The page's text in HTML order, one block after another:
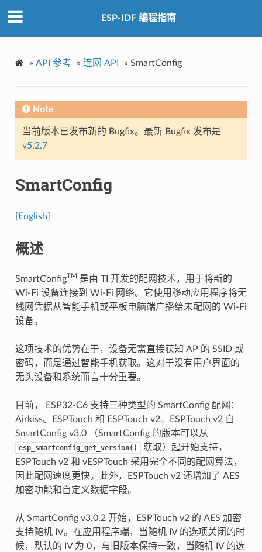
ESP-IDF 编程指南
» API 参考 » 连网 API » SmartConfig
Note
当前版本已发布新的 Bugfix。最新 Bugfix 发布是
v5.2.7
SmartConfig
[English]
概述
SmartConfigTM 是由 TI 开发的配网技术，用于将新的
Wi-Fi 设备连接到 Wi-Fi 网络。它使用移动应用程序将无
线网凭据从智能手机或平板电脑端广播给未配网的 Wi-Fi
设备。
这项技术的优势在于，设备无需直接获知 AP 的 SSID 或
密码，而是通过智能手机获取。这对于没有用户界面的
无头设备和系统而言十分重要。
目前， ESP32-C6 支持三种类型的 SmartConfig 配网：
Airkiss、ESPTouch 和 ESPTouch v2。ESPTouch v2 自
SmartConfig v3.0 （SmartConfig 的版本可以从
esp_smartconfig_get_version()
获取）起开始支持，
ESPTouch v2 和 vESPTouch 采用完全不同的配网算法，
因此配网速度更快。此外，ESPTouch v2 还增加了 AES
加密功能和自定义数据字段。
从 SmartConfig v3.0.2 开始，ESPTouch v2 的 AES 加密
支持随机 IV。在应用程序端，当随机 IV 的选项关闭的时
候，默认的 IV 为 0，与旧版本保持一致，当随机 IV 的选